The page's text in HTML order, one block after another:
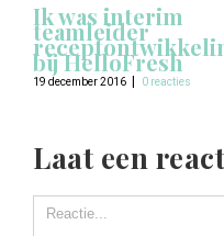
Ik was interim
teamleider
bij HelloFresh
19 december 2016 0 reacties
Laat een